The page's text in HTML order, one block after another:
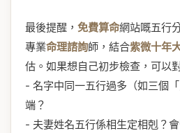
最後提醒， 免費算命網站嘅五行
專業命理諮詢師，結合紫微十年
估。如果想自己初步檢查，可以
- 名字中同一五行過多（如三個
端？
- 夫妻姓名五行係相生定相剋？